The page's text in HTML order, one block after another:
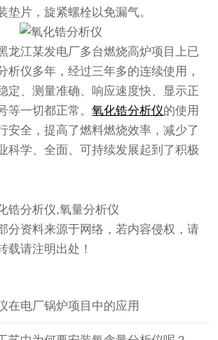
垫片，旋紧螺栓以免漏气。
龙江某发电厂多台燃烧高炉项目上已
析仪多年，经过三年多的连续使用，
定、测量准确、响应速度快、显示正
等一切都正常。氧化锆分析仪的使用
安全，提高了燃料燃烧效率，减少了
科学、全面、可持续发展起到了积极
锆分析仪,氧量分析仪
分资料来源于网络，若内容侵权，请
载请注明出处！
在电厂锅炉项目中的应用